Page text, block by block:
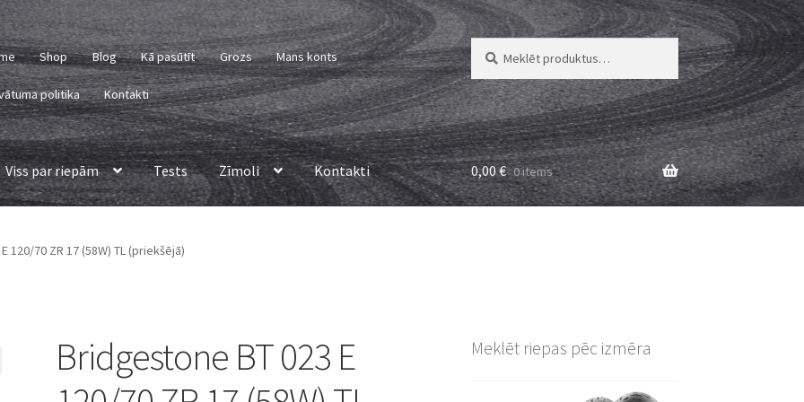
Shop Blog Kā pasūtīt Grozs Mans konts
politika Kontakti
Meklēt:
Meklēt
Viss par riepām Tests Zīmoli Kontakti 0,00€ 0 items
120/70 ZR 17 (58W) TL (priekšējā)
Bridgestone BT 023 E
Meklēt riepas pēc izmēra